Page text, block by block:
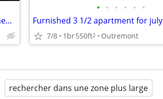
Bright furnished room – Rosemont – Women’s flatshare – July/August sub
• • • • • •
Furnished 3 1/2 apartment for july
7/8 1br550ft2 Outremont
rechercher dans une zone plus large